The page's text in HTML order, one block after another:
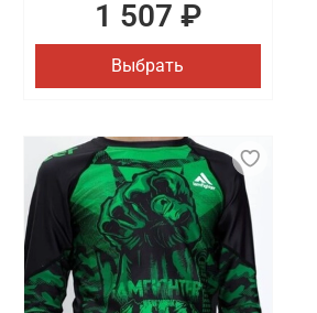
1 507 ₽
Выбрать